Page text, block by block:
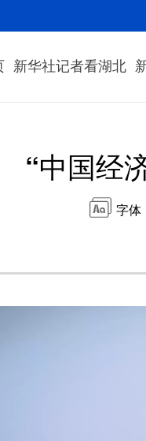
新华社记者看湖北
“中国经
字体